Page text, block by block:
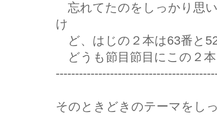
忘れてたのをしっかり思
け
ど、はじの２本は63番と
どうも節目節目にこの２
そのときどきのテーマをし